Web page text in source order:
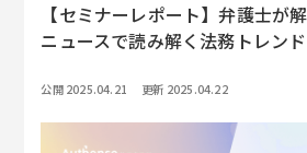
【セミナーレポート】弁護士が
ニュースで読み解く法務トレンド
公開 2025.04.21 更新 2025.04.22